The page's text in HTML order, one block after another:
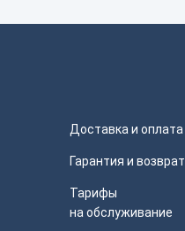
Доставка и оплата
Гарантия и возврат
Тарифы
на обслуживание